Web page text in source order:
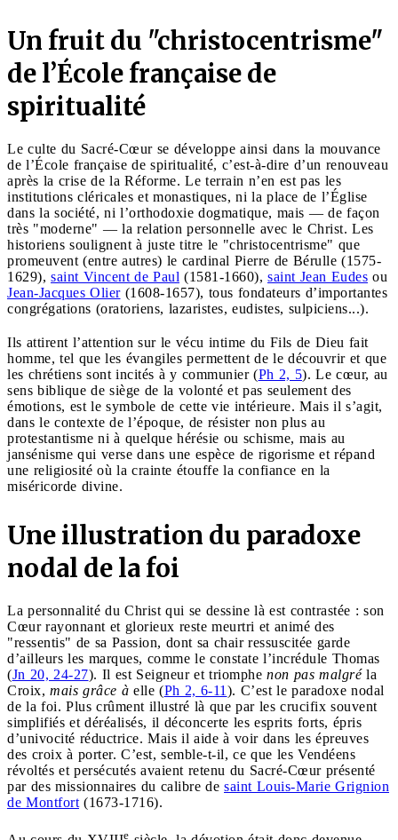
Un fruit du "christocentrisme"
de l’École française de
spiritualité
Le culte du Sacré-Cœur se développe ainsi dans la mouvance
de l’École française de spiritualité, c’est-à-dire d’un renouveau
après la crise de la Réforme. Le terrain n’en est pas les
institutions cléricales et monastiques, ni la place de l’Église
dans la société, ni l’orthodoxie dogmatique, mais — de façon
très "moderne" — la relation personnelle avec le Christ. Les
historiens soulignent à juste titre le "christocentrisme" que
promeuvent (entre autres) le cardinal Pierre de Bérulle (1575-
1629), saint Vincent de Paul (1581-1660), saint Jean Eudes ou
Jean-Jacques Olier(1608-1657), tous fondateurs d’importantes
congrégations (oratoriens, lazaristes, eudistes, sulpiciens...).
Ils attirent l’attention sur le vécu intime du Fils de Dieu fait
homme, tel que les évangiles permettent de le découvrir et que
les chrétiens sont incités à y communier (Ph 2, 5). Le cœur, au
sens biblique de siège de la volonté et pas seulement des
émotions, est le symbole de cette vie intérieure. Mais il s’agit,
dans le contexte de l’époque, de résister non plus au
protestantisme ni à quelque hérésie ou schisme, mais au
jansénisme qui verse dans une espèce de rigorisme et répand
une religiosité où la crainte étouffe la confiance en la
miséricorde divine.
Une illustration du paradoxe
nodal de la foi
La personnalité du Christ qui se dessine là est contrastée : son
Cœur rayonnant et glorieux reste meurtri et animé des
"ressentis" de sa Passion, dont sa chair ressuscitée garde
d’ailleurs les marques, comme le constate l’incrédule Thomas
(Jn 20, 24-27). Il est Seigneur et triomphe non pas malgréla
Croix, mais grâce à elle (Ph 2, 6-11 ). C’est le paradoxe nodal
de la foi. Plus crûment illustré là que par les crucifix souvent
simplifiés et déréalisés, il déconcerte les esprits forts, épris
d’univocité réductrice. Mais il aide à voir dans les épreuves
des croix à porter. C’est, semble-t-il, ce que les Vendéens
révoltés et persécutés avaient retenu du Sacré-Cœur présenté
par des missionnaires du calibre de saint Louis-Marie Grignion
de Montfort (1673-1716).
e